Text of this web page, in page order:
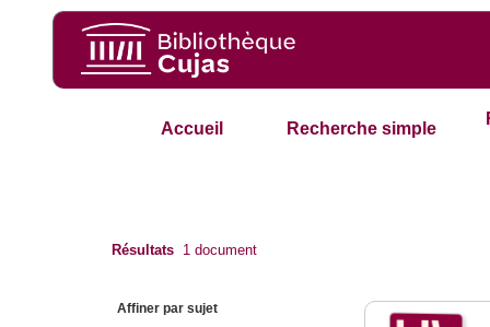
Accueil Recherche simple
Résultats 1 document
Affiner par sujet